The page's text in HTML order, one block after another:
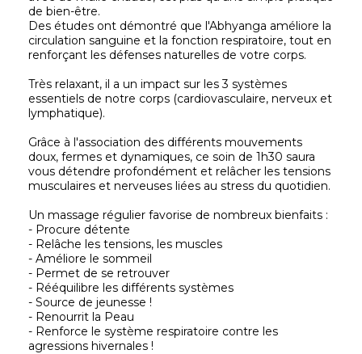
de bien-être.
Des études ont démontré que l'Abhyanga améliore la
circulation sanguine et la fonction respiratoire, tout en
renforçant les défenses naturelles de votre corps.
Très relaxant, il a un impact sur les 3 systèmes
essentiels de notre corps (cardiovasculaire, nerveux et
lymphatique).
Grâce à l'association des différents mouvements
doux, fermes et dynamiques, ce soin de 1h30 saura
vous détendre profondément et relâcher les tensions
musculaires et nerveuses liées au stress du quotidien.
Un massage régulier favorise de nombreux bienfaits :
- Procure détente
- Relâche les tensions, les muscles
- Améliore le sommeil
- Permet de se retrouver
- Rééquilibre les différents systèmes
- Source de jeunesse !
- Renourrit la Peau
- Renforce le système respiratoire contre les
agressions hivernales !